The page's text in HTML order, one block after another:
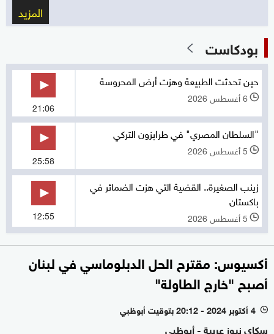
المزيد
بودكاست
حين تحدثت الطبيعة وهزت أرض المحروسة
l 6 أغسطس 2026
21:06
"السلطان المصري" في طرابزون التركي
l 5 أغسطس 2026
25:58
زينب الصغيرة.. القضية التي هزت الضمائر في
باكستان
l 5 أغسطس 2026 12:55
أكسيوس: مقترح الحل الدبلوماسي في لبنان
أصبح "خارج الطاولة"
l 4 أكتوبر 2024 - 20:12 بتوقيت أبوظبي
سكاي نيوز عربية - أبوظبي